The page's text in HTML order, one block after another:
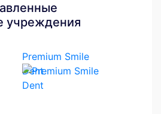
учреждения
Premium Smile
Dent